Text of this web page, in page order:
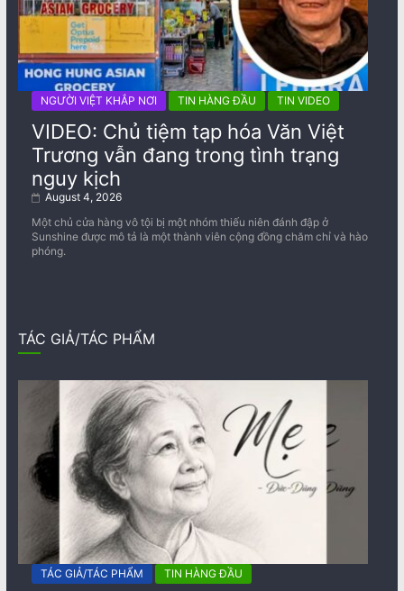
NGƯỜI VIỆT KHẮP NƠI TIN HÀNG ĐẦU TIN VIDEO
VIDEO: Chủ tiệm tạp hóa Văn Việt
Trương vẫn đang trong tình trạng
nguy kịch
August 4, 2026
Một chủ cửa hàng vô tội bị một nhóm thiếu niên đánh đập ở
Sunshine được mô tả là một thành viên cộng đồng chăm chỉ và hào
phóng.
TÁC GIẢ/TÁC PHẨM
TÁC GIẢ/TÁC PHẨM TIN HÀNG ĐẦU